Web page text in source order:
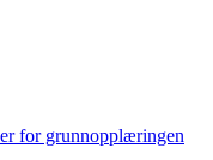
for grunnopplæringen